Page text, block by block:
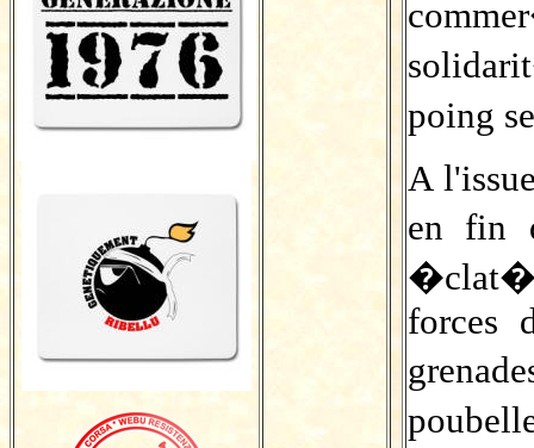
poing
A
en fin
�clat�
forces